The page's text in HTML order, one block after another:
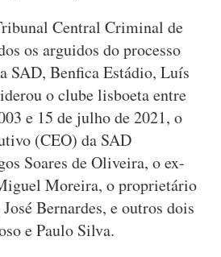
Central Criminal de
os arguidos do processo
SAD, Benfica Estádio, Luís
o clube lisboeta entre
e 15 de julho de 2021, o
(CEO) da SAD
Soares de Oliveira, o ex-
Moreira, o proprietário
Bernardes, e outros dois
e Paulo Silva.